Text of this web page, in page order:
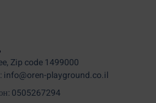
Zip code 1499000
info@oren-playground.co.il
0505267294